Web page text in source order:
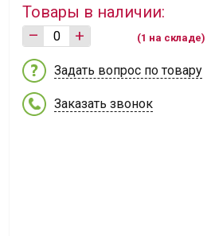
Товары в наличии:
–
+ (1 на складе)
Задать вопрос по товару
Заказать звонок